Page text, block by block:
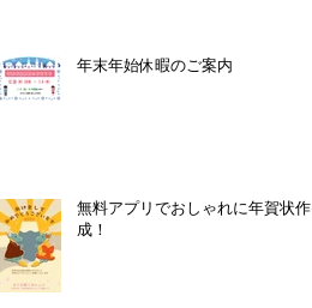
年末年始休暇のご案内
無料アプリでおしゃれに年賀状作
成！